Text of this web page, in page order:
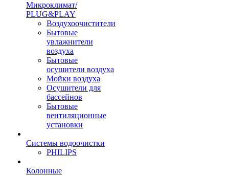
Микроклимат/
PLUG&PLAY
Воздухоочистители
Бытовые
увлажнители
воздуха
Бытовые
осушители воздуха
Мойки воздуха
Осушители для
бассейнов
Бытовые
вентиляционные
установки
Системы водоочистки
PHILIPS
Колонные